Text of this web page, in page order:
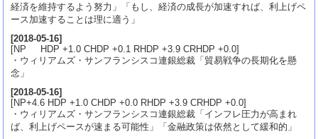
経済を維持するよう努力」「もし、経済の成長が加速すれば、利上げペ
ース加速することは理に適う」
[2018-05-16]
[NP HDP +1.0 CHDP +0.1 RHDP +3.9 CRHDP +0.0]
・ウィリアムズ・サンフランシスコ連銀総裁「貿易戦争の長期化を懸
念」
[2018-05-16]
[NP+4.6 HDP +1.0 CHDP +0.0 RHDP +3.9 CRHDP +0.0]
・ウィリアムズ・サンフランシスコ連銀総裁「インフレ圧力が高まれ
ば、利上げペースが速まる可能性」「金融政策は依然として緩和的」